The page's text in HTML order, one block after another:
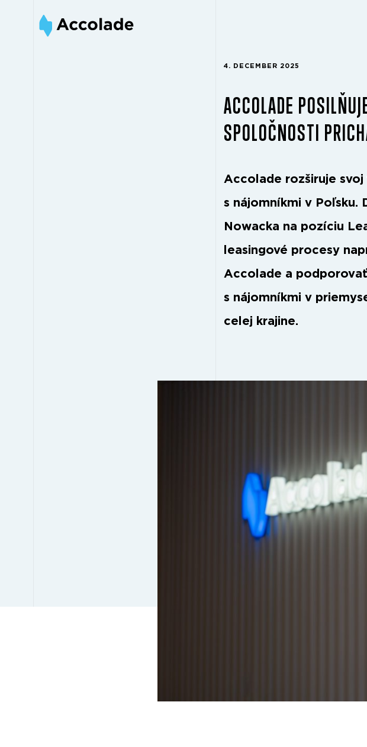
4. DECEMBER 2025
ACCOLADE
SPOLOČNOSTI
Accolade rozširuje
s nájomníkmi v Poľsku.
Nowacka na pozíciu
leasingové procesy
Accolade a
s nájomníkmi v
celej krajine.